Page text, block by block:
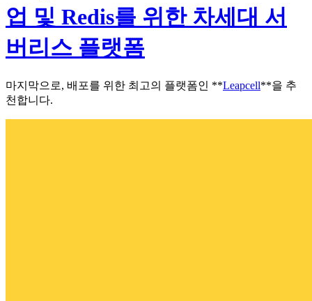
업 및 Redis를 위한 차세대 서
버리스 플랫폼
마지막으로, 배포를 위한 최고의 플랫폼인 **Leapcell**을 추
천합니다.